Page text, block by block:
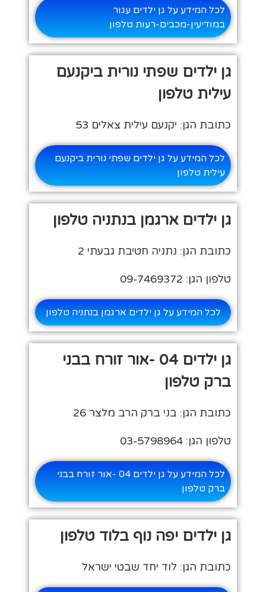
לכל המידע על גן ילדים עגור
במודיעין-מכבים-רעות טלפון
גן ילדים שפתי נורית ביקנעם
עילית טלפון
כתובת הגן: יקנעם עילית צאלים 53
לכל המידע על גן ילדים שפתי נורית ביקנעם
עילית טלפון
גן ילדים ארגמן בנתניה טלפון
כתובת הגן: נתניה חטיבת גבעתי 2
טלפון הגן: 09-7469372
לכל המידע על גן ילדים ארגמן בנתניה טלפון
גן ילדים 04 -אור זורח בבני
ברק טלפון
כתובת הגן: בני ברק הרב מלצר 26
טלפון הגן: 03-5798964
לכל המידע על גן ילדים 04 -אור זורח בבני
ברק טלפון
גן ילדים יפה נוף בלוד טלפון
כתובת הגן: לוד יחד שבטי ישראל